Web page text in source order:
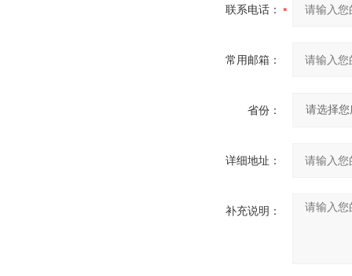
联系电话：
常用邮箱：
省份：
详细地址：
补充说明：